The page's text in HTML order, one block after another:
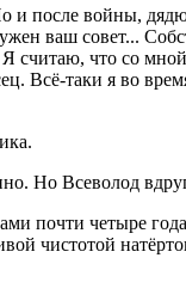
после войны,
ваш совет...
считаю, что со
Всё-таки я во
Но Всеволод
почти четыре
чистотой